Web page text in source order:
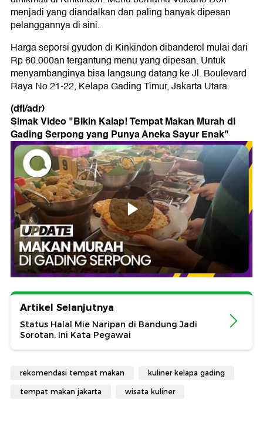
menjadi yang diandalkan dan paling banyak dipesan
pelanggannya di sini.
Harga seporsi gyudon di Kinkindon dibanderol mulai dari
Rp 60.000an tergantung menu yang dipesan. Untuk
menyambanginya bisa langsung datang ke Jl. Boulevard
Raya No.21-22, Kelapa Gading Timur, Jakarta Utara.
(dfl/adr)
Simak Video "Bikin Kalap! Tempat Makan Murah di
Gading Serpong yang Punya Aneka Sayur Enak"
Artikel Selanjutnya
Status Halal Mie Naripan di Bandung Jadi
Sorotan, Ini Kata Pegawai
rekomendasi tempat makan kuliner kelapa gading
tempat makan jakarta wisata kuliner